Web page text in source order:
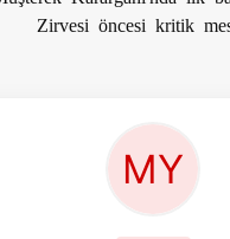
Zirvesi öncesi kritik